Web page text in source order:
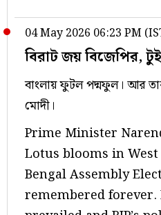
04 May 2026 06:23 PM
বিরাট জয় বিজেপির,
বাংলায় ফুটল পদ্মফুল। আর
মোদী।
Prime Minister
Lotus blooms in West
Bengal Assembly
remembered forever.